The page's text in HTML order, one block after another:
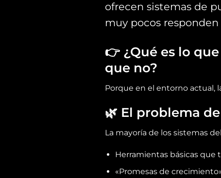
ofrecen sistemas de
muy pocos
👉 ¿Qué es lo
que no?
Porque en el entorno actual,
🌿 El problema
La mayoría de los sistemas
Herramientas básicas que
«Promesas de